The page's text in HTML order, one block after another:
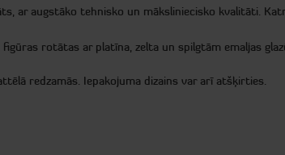
ar augstāko tehnisko un māksliniecisko kvalitāti.
rotātas ar platīna, zelta un spilgtām emaljas
redzamās. Iepakojuma dizains var arī atšķirties.